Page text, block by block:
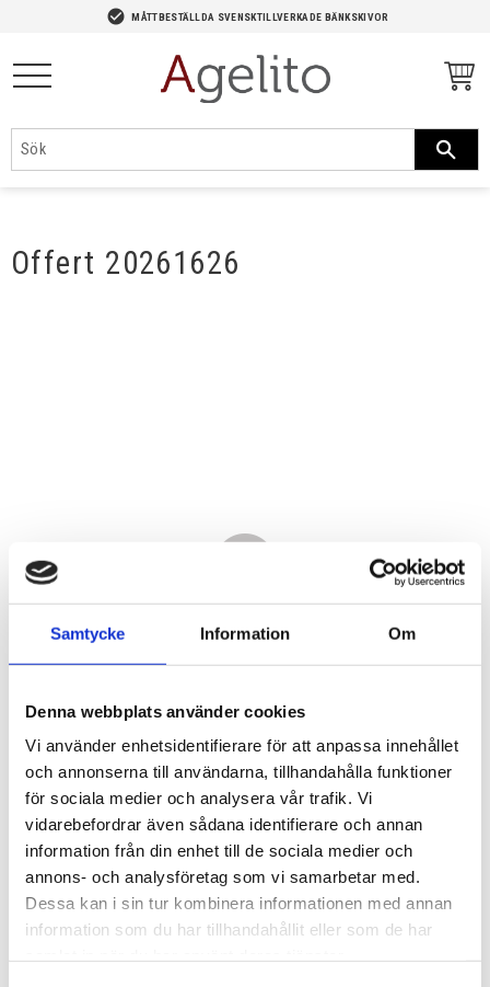
Samtycke Information Om
Denna webbplats använder cookies
Vi använder enhetsidentifierare för att anpassa innehållet
och annonserna till användarna, tillhandahålla funktioner
för sociala medier och analysera vår trafik. Vi
vidarebefordrar även sådana identifierare och annan
information från din enhet till de sociala medier och
annons- och analysföretag som vi samarbetar med.
Dessa kan i sin tur kombinera informationen med annan
information som du har tillhandahållit eller som de har
check_circle MÅTTBESTÄLLDA SVENSKTILLVERKADE BÄNKSKIVOR
Offert 20261626
20 310,00KR
Antal